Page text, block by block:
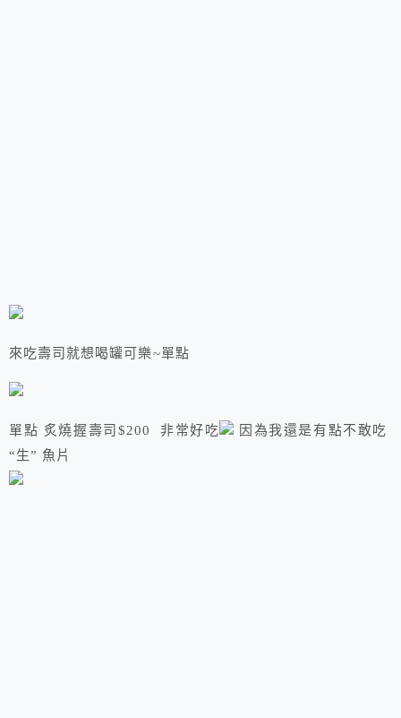
來吃壽司就想喝罐可樂~單點
單點 炙燒握壽司$200 非常好吃
因為我還是有點不敢吃
“生” 魚片